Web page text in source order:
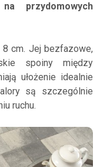
przydomowych
cm. Jej bezfazowe,
spoiny między
ułożenie idealnie
są szczególnie
ruchu.